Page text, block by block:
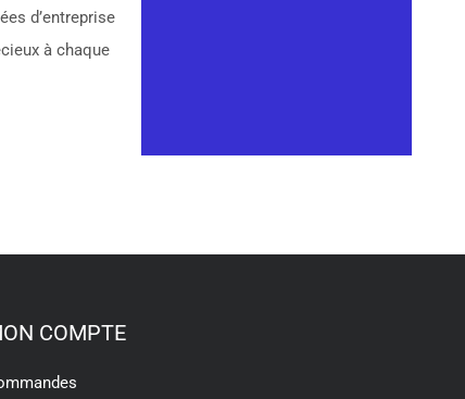
d’entreprise
à chaque
COMPTE